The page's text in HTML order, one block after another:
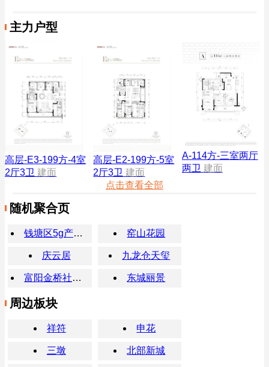
主力户型
高层-E3-199方-4室
2厅3卫 建面
高层-E2-199方-5室
2厅3卫 建面
A-114方-三室两厅
两卫 建面
点击查看全部
随机聚合页
钱塘区5g产业先导园 窑山花园
庆云居 九龙仓天玺
富阳金桥社区附近新房 东城丽景
周边板块
祥符 申花
三墩 北部新城